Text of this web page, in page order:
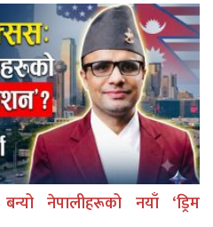
नेपालीहरूको नयाँ ‘ड्रिम